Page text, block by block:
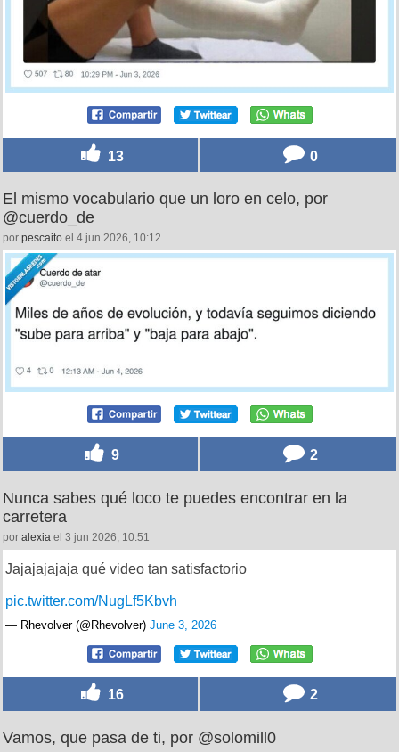
13 0
El mismo vocabulario que un loro en celo, por
@cuerdo_de
por pescaito el 4 jun 2026, 10:12
9 2
Nunca sabes qué loco te puedes encontrar en la
carretera
por alexia el 3 jun 2026, 10:51
Jajajajajaja qué video tan satisfactorio
pic.twitter.com/NugLf5Kbvh
— Rhevolver (@Rhevolver) June 3, 2026
16 2
Vamos, que pasa de ti, por @solomill0